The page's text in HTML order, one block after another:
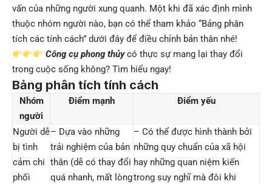
vấn của những người xung quanh. Một khi đã xác định mình
thuộc nhóm người nào, bạn có thể tham khảo “Bảng phân
tích các tính cách” dưới đây để điều chỉnh bản thân nhé!
Công cụ phong thủycó thực sự mang lại thay đổi
trong cuộc sống không? Tìm hiểu ngay!
Bảng phân tích tính cách
Nhóm
người
Điểm mạnh Điểm yếu
Người dễ
bị tình
cảm chi
phối
– Dựa vào những
trải nghiệm của bản
thân (dễ có thay đổi
quá nhanh, mất lòng
– Có thể được hình thành bởi
những quy chuẩn của xã hội
hay những quan niệm kiến
trong suy nghĩ mà đôi khi